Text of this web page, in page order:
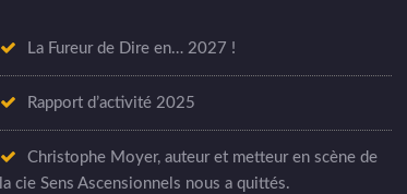
La Fureur de Dire en… 2027 !
Rapport d’activité 2025
Christophe Moyer, auteur et metteur en scène de
la cie Sens Ascensionnels nous a quittés.